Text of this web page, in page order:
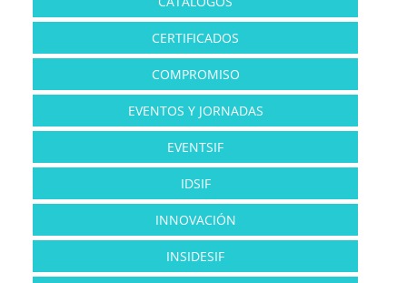
CERTIFICADOS
COMPROMISO
EVENTOS Y JORNADAS
EVENTSIF
IDSIF
INNOVACIÓN
INSIDESIF